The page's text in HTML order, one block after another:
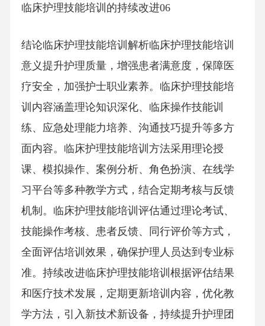
临床护理技能培训的持续改进06
结论临床护理技能培训解析临床护理技能培训
意义提升护理质量，增强患者满意度，保障医
疗安全，加强护士职业素养。临床护理技能培
训内容涵盖理论知识深化、临床操作技能训
练、应急处理能力培养、沟通技巧提升等多方
面内容。临床护理技能培训方法采用理论授
课、模拟操作、案例分析、角色扮演、在线学
习平台等多种教学方式，结合定期考核与反馈
机制。临床护理技能培训评估通过理论考试、
技能操作考核、患者反馈、同行评价等方式，
全面评估培训效果，确保护理人员达到专业标
准。持续改进临床护理技能培训根据评估结果
和医疗技术发展，定期更新培训内容，优化教
学方法，引入新技术新设备，持续提升护理团